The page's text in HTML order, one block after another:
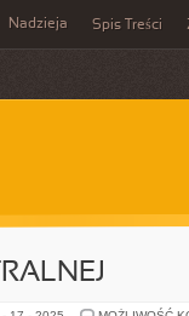
Nadzieja Spis Treści